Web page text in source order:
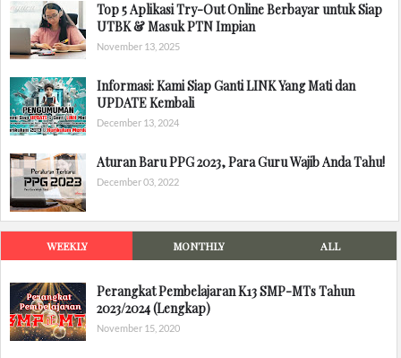
Top 5 Aplikasi Try-Out Online Berbayar untuk Siap
UTBK & Masuk PTN Impian
November 13, 2025
Informasi: Kami Siap Ganti LINK Yang Mati dan
UPDATE Kembali
December 13, 2024
Aturan Baru PPG 2023, Para Guru Wajib Anda Tahu!
December 03, 2022
WEEKLY MONTHLY ALL
Perangkat Pembelajaran K13 SMP-MTs Tahun
2023/2024 (Lengkap)
November 15, 2020